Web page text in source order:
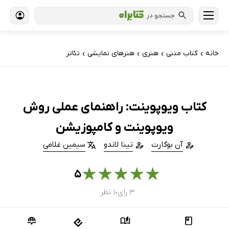
جستجو در
خانه › کتاب‌ متنی › هنری › هنرهای نمایشی › تئاتر
کتاب ویوپوینت: راهنمای عملی روش
ویوپوینت و کامپوزیشن
آن بوگارت تینا لاندو سیمین غلامی
★
★
★
★
★۵
۳ رای ● ۱ نظر